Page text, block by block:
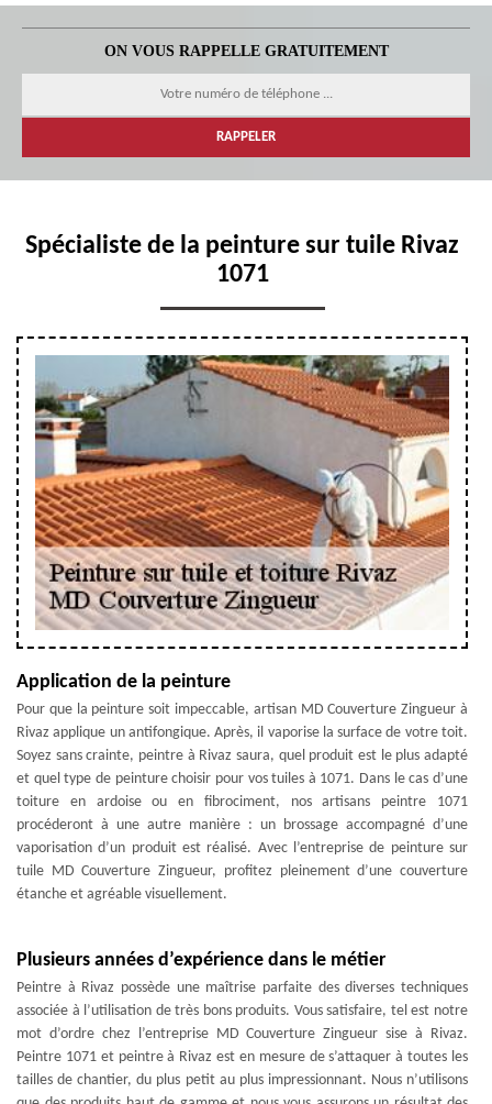
ON VOUS RAPPELLE GRATUITEMENT
Spécialiste de la peinture sur tuile Rivaz
1071
Application de la peinture
Pour que la peinture soit impeccable, artisan MD Couverture Zingueur à
Rivaz applique un antifongique. Après, il vaporise la surface de votre toit.
Soyez sans crainte, peintre à Rivaz saura, quel produit est le plus adapté
et quel type de peinture choisir pour vos tuiles à 1071. Dans le cas d’une
toiture en ardoise ou en fibrociment, nos artisans peintre 1071
procéderont à une autre manière : un brossage accompagné d’une
vaporisation d’un produit est réalisé. Avec l’entreprise de peinture sur
tuile MD Couverture Zingueur, profitez pleinement d’une couverture
étanche et agréable visuellement.
Plusieurs années d’expérience dans le métier
Peintre à Rivaz possède une maîtrise parfaite des diverses techniques
associée à l’utilisation de très bons produits. Vous satisfaire, tel est notre
mot d’ordre chez l’entreprise MD Couverture Zingueur sise à Rivaz.
Peintre 1071 et peintre à Rivaz est en mesure de s’attaquer à toutes les
tailles de chantier, du plus petit au plus impressionnant. Nous n’utilisons